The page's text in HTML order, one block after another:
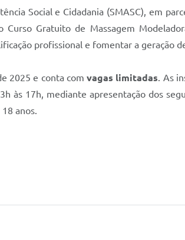
Social e Cidadania (SMASC), em
Gratuito de Massagem
profissional e fomentar a geração
2025 e conta com vagas limitadas. As
às 17h, mediante apresentação dos
anos.